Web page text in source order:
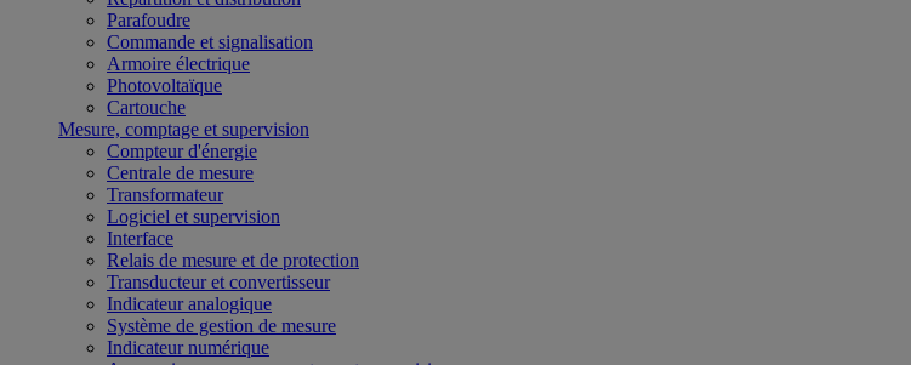
Parafoudre
Commande et signalisation
Armoire électrique
Photovoltaïque
Cartouche
Mesure, comptage et supervision
Compteur d'énergie
Centrale de mesure
Transformateur
Logiciel et supervision
Interface
Relais de mesure et de protection
Transducteur et convertisseur
Indicateur analogique
Système de gestion de mesure
Indicateur numérique